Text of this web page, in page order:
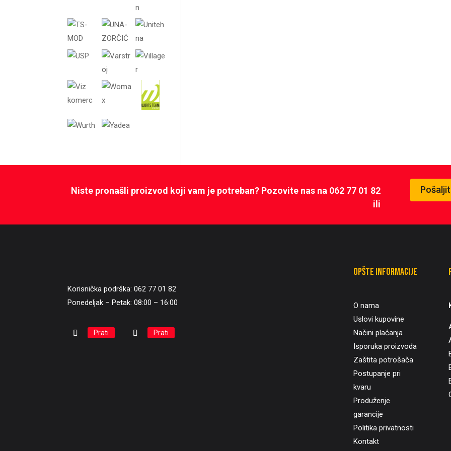
Niste pronašli proizvod koji vam je potreban? Pozovite nas na 062 77 01 82
ili
Korisnička podrška: 062 77 01 82
Ponedeljak – Petak: 08:00 – 16:00
Prati Prati
Opšte informacije
O nama
Uslovi kupovine
Načini plaćanja
Isporuka proizvoda
Zaštita potrošača
Postupanje pri
kvaru
Produženje
garancije
Politika privatnosti
Kontakt